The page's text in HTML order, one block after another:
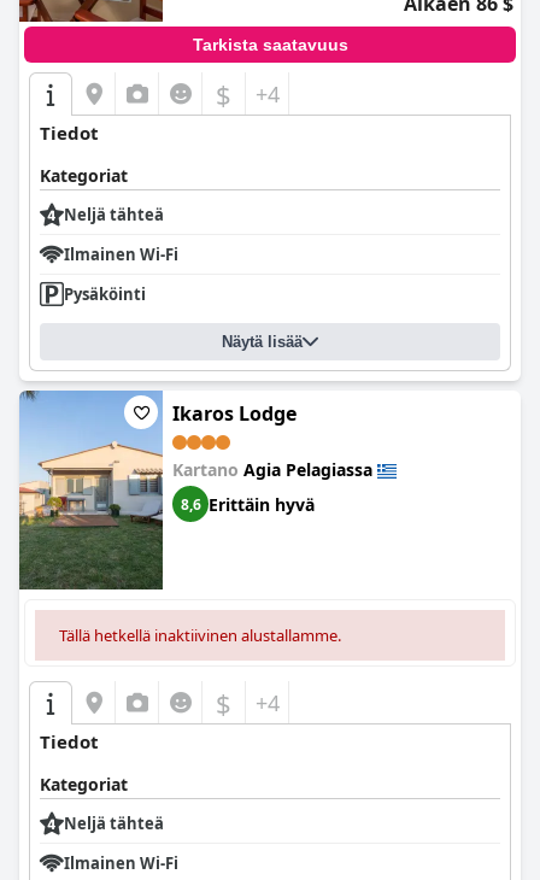
Tarkista saatavuus
$ +4
Tiedot
Kategoriat
Neljä tähteä
Ilmainen Wi-Fi
Pysäköinti
Näytä lisää
Ikaros Lodge
Kartano Agia Pelagiassa
8,6 Erittäin hyvä
Tällä hetkellä inaktiivinen alustallamme.
$ +4
Tiedot
Kategoriat
Neljä tähteä
Ilmainen Wi-Fi